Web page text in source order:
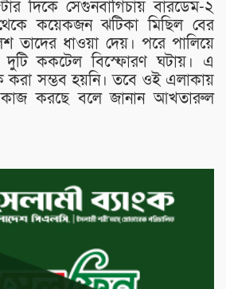
দিকে সেগুনবাগিচায় বারডেম-২
কয়েকজন ঝটিকা মিছিল বের
ধাওয়া দেয়। পরে পালিয়ে
দুটি ককটেল বিস্ফোরণ ঘটায়। এ
সম্ভব হয়নি। তবে ওই এলাকায়
করছে বলে জানান আখতারুল